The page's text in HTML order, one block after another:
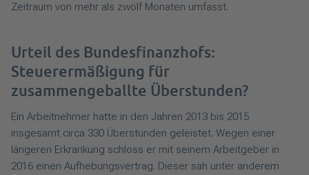
Zeitraum von mehr als zwölf Monaten umfasst.
Urteil des Bundesfinanzhofs:
Steuerermäßigung für
zusammengeballte Überstunden?
Ein Arbeitnehmer hatte in den Jahren 2013 bis 2015
insgesamt circa 330 Überstunden geleistet. Wegen einer
längeren Erkrankung schloss er mit seinem Arbeitgeber in
2016 einen Aufhebungsvertrag. Dieser sah unter anderem